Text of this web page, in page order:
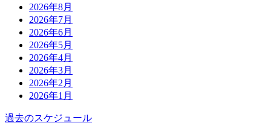
2026年8月
2026年7月
2026年6月
2026年5月
2026年4月
2026年3月
2026年2月
2026年1月
過去のスケジュール